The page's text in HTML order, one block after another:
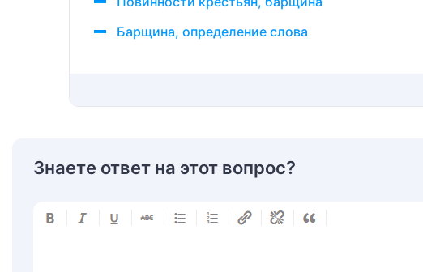
Барщина, определение слова
Знаете ответ на этот вопрос?